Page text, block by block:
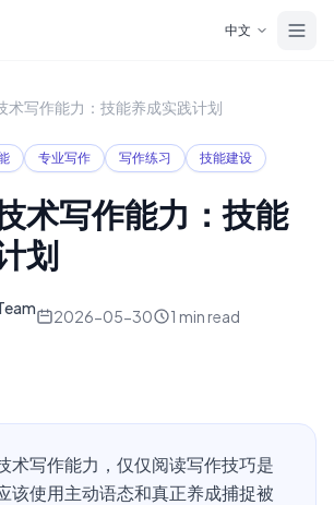
中文
术写作能力：技能养成实践计划
专业写作 写作练习 技能建设
术写作能力：技能
划
2026-05-30 1 min read
术写作能力，仅仅阅读写作技巧是
该使用主动语态和真正养成捕捉被